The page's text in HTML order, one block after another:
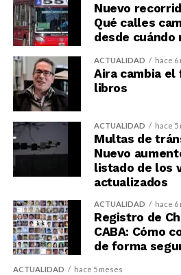
Nuevo
Qué calles
desde cuándo
ACTUALIDAD hace 6
Aira cambia
libros
ACTUALIDAD hace 5
Multas de
Nuevo
listado de los
actualizados
ACTUALIDAD hace 6
Registro de
CABA: Cómo
de forma
ACTUALIDAD hace 5 meses